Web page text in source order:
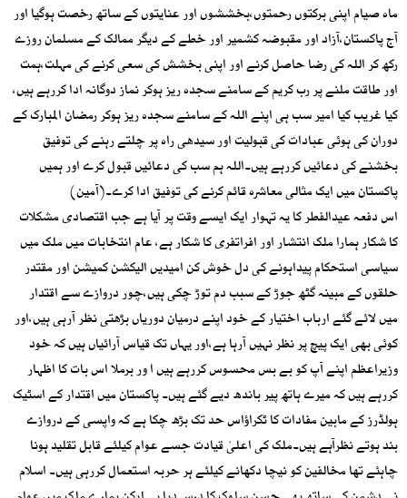
ماہ صیام اپنی برکتوں رحمتوں،بخششوں اور عنایتوں کے ساتھ رخصت ہوگیا اور
آج پاکستان،آزاد اور مقبوضہ کشمیر اور خطے کے دیگر ممالک کے مسلمان روزے
رکھ کر اللہ کی رضا حاصل کرنے اور اپنی بخشش کی سعی کرنے کی مہلت،ہمت
اور طاقت ملنے پر رب کریم کے سامنے سجدہ ریز ہوکر نماز دوگانہ ادا کررہے ہیں،
کیا غریب کیا امیر سب ہی اپنے اللہ کے سامنے سجدہ ریز ہوکر رمضان المبارک کے
دوران کی ہوئی عبادات کی قبولیت اور سیدھی راہ پر چلتے رہنے کی توفیق
بخشنے کی دعائیں کررہے ہیں۔اللہ ہم سب کی دعائیں قبول کرے اور ہمیں
پاکستان میں ایک مثالی معاشرہ قائم کرنے کی توفیق ادا کرے۔(آمین)
اس دفعہ عیدالفطر کا یہ تہوار ایک ایسے وقت پر آیا ہے جب اقتصادی مشکلات
کا شکار ہمارا ملک انتشار اور افراتفری کا شکار ہے، عام انتخابات میں ملک میں
سیاسی استحکام پیداہونے کی دل خوش کن امیدیں الیکشن کمیشن اور مقتدر
حلقوں کے مبینہ گٹھ جوڑ کے سبب دم توڑ چکی ہیں،چور دروازے سے اقتدار
میں لائے گئے ارباب اختیار کے خود اپنے درمیان دوریاں بڑھتی نظر آرہی ہیں،اور
کوئی بھی ایک پیچ پر نظر نہیں آرہا ہے،اور یہاں تک قیاس آرائیاں ہیں کہ خود
وزیراعظم اپنے آپ کو بے بس محسوس کررہے ہیں ا ور برملا اس بات کا اظہار
کررہے ہیں کہ میرے ہاتھ پیر باندھ دیے گئے ہیں۔ پاکستان میں اقتدار کے اسٹیک
ہولڈرز کے مابین مفادات کا ٹکراؤاس حد تک بڑھ چکا ہے کہ واپسی کے دروازے
بند ہوتے نظرآہے ہیں۔ملک کی اعلیٰ قیادت جسے عوام کیلئے قابل تقلید ہونا
چاہئے تھا مخالفین کو نیچا دکھانے کیلئے ہر حربہ استعمال کررہی ہیں۔ اسلام